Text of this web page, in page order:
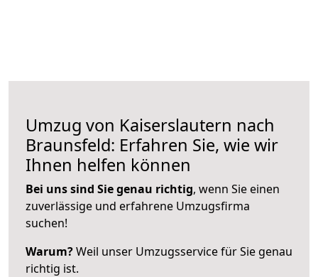
Umzug von Kaiserslautern nach
Braunsfeld: Erfahren Sie, wie wir
Ihnen helfen können
Bei uns sind Sie genau richtig, wenn Sie einen
zuverlässige und erfahrene Umzugsfirma
suchen!
Warum?Weil unser Umzugsservice für Sie genau
richtig ist.